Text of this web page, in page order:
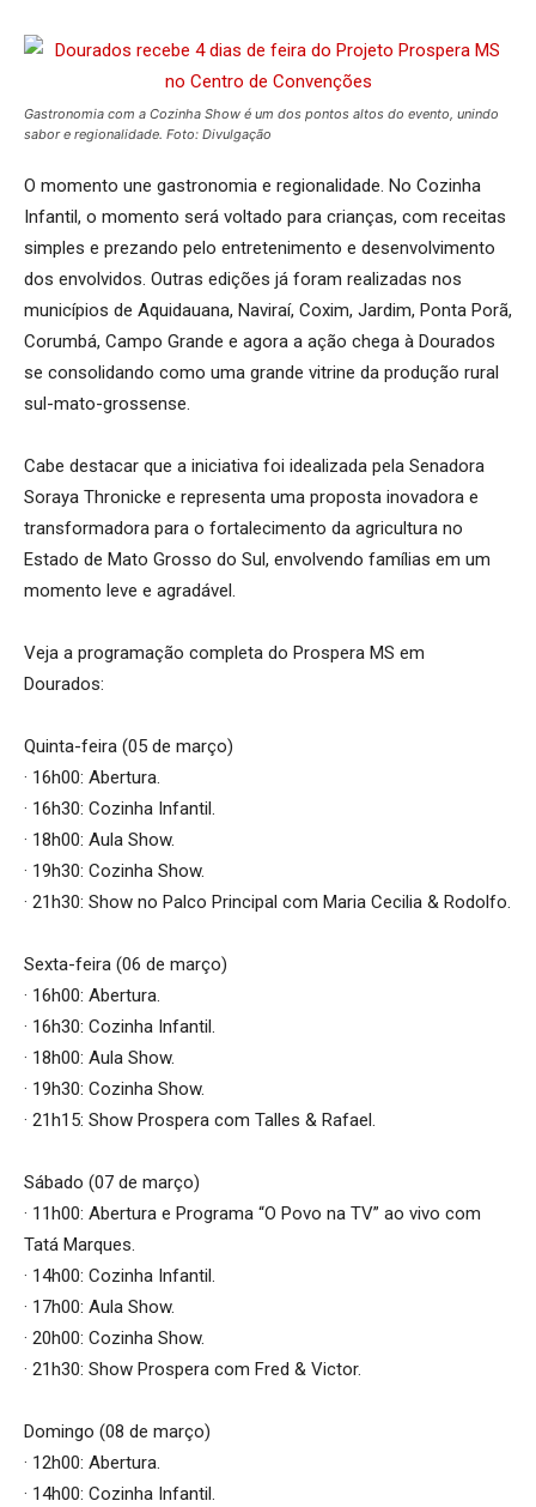
Gastronomia com a Cozinha Show é um dos pontos altos do evento, unindo
sabor e regionalidade. Foto: Divulgação
O momento une gastronomia e regionalidade. No Cozinha
Infantil, o momento será voltado para crianças, com receitas
simples e prezando pelo entretenimento e desenvolvimento
dos envolvidos. Outras edições já foram realizadas nos
municípios de Aquidauana, Naviraí, Coxim, Jardim, Ponta Porã,
Corumbá, Campo Grande e agora a ação chega à Dourados
se consolidando como uma grande vitrine da produção rural
sul-mato-grossense.
Cabe destacar que a iniciativa foi idealizada pela Senadora
Soraya Thronicke e representa uma proposta inovadora e
transformadora para o fortalecimento da agricultura no
Estado de Mato Grosso do Sul, envolvendo famílias em um
momento leve e agradável.
Veja a programação completa do Prospera MS em
Dourados:
Quinta-feira (05 de março)
· 16h00: Abertura.
· 16h30: Cozinha Infantil.
· 18h00: Aula Show.
· 19h30: Cozinha Show.
· 21h30: Show no Palco Principal com Maria Cecilia & Rodolfo.
Sexta-feira (06 de março)
· 16h00: Abertura.
· 16h30: Cozinha Infantil.
· 18h00: Aula Show.
· 19h30: Cozinha Show.
· 21h15: Show Prospera com Talles & Rafael.
Sábado (07 de março)
· 11h00: Abertura e Programa “O Povo na TV” ao vivo com
Tatá Marques.
· 14h00: Cozinha Infantil.
· 17h00: Aula Show.
· 20h00: Cozinha Show.
· 21h30: Show Prospera com Fred & Victor.
Domingo (08 de março)
· 12h00: Abertura.
· 14h00: Cozinha Infantil.